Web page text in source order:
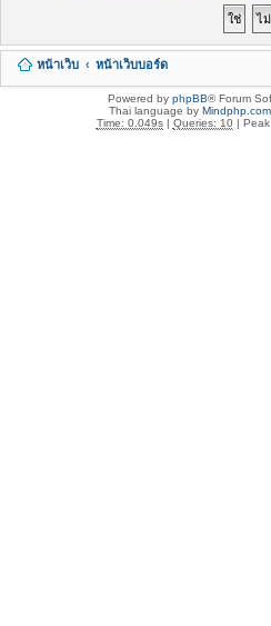
หน้าเว็บ หน้าเว็บบอร์ด
Powered by phpBB® Forum
Thai language by Mindphp.com
Time: 0.049s| Queries: 10| Peak